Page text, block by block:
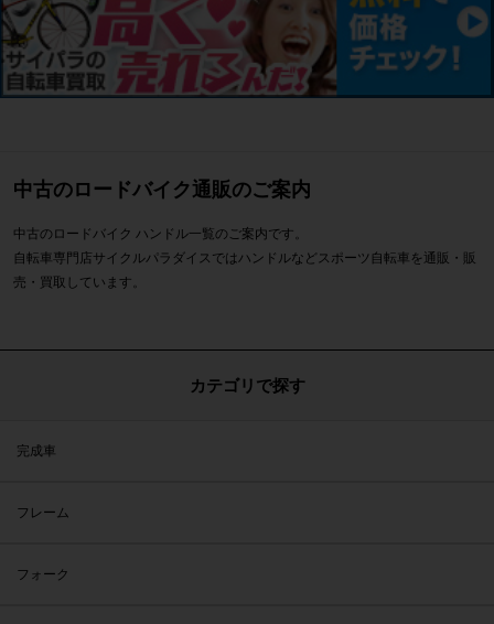
中古のロードバイク通販のご案内
中古のロードバイク ハンドル一覧のご案内です。
自転車専門店サイクルパラダイスではハンドルなどスポーツ自転車を通販・販
売・買取しています。
カテゴリで探す
完成車
フレーム
フォーク